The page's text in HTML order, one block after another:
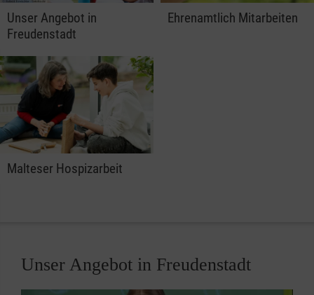
Unser Angebot in
Freudenstadt
Ehrenamtlich Mitarbeiten
Malteser Hospizarbeit
Unser Angebot in Freudenstadt